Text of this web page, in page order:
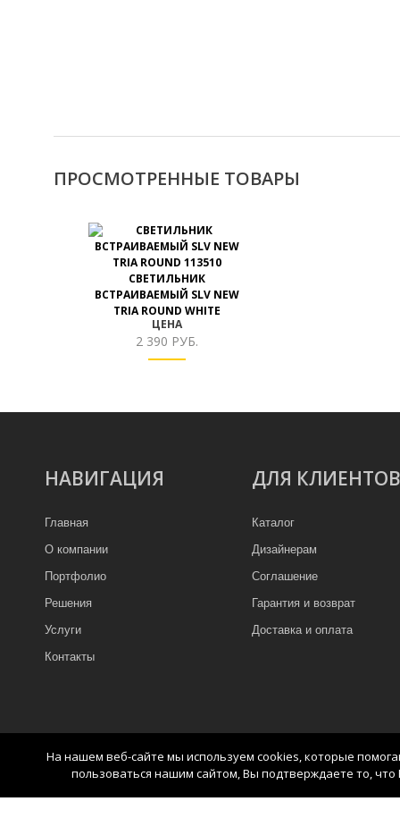
ПРОСМОТРЕННЫЕ ТОВАРЫ
СВЕТИЛЬНИК
ВСТРАИВАЕМЫЙ SLV NEW
TRIA ROUND WHITE
ЦЕНА
2 390 РУБ.
НАВИГАЦИЯ
Главная
О компании
Портфолио
Решения
Услуги
Контакты
ДЛЯ КЛИЕНТОВ
Каталог
Дизайнерам
Соглашение
Гарантия и возврат
Доставка и оплата
На нашем веб-сайте мы используем cookies, которые
пользоваться нашим сайтом, Вы подтверждаете то,